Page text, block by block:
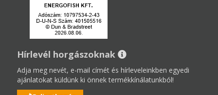
Hírlevél horgászoknak
Adja meg nevét, e-mail címét és hírleveleinkben egyedi
ajánlatokat küldünk ki önnek termékkínálatunkból!